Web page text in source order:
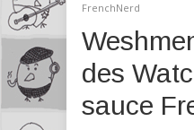
FrenchNerd
des
sauce